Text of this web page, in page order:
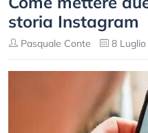
storia Instagram
Pasquale Conte 8